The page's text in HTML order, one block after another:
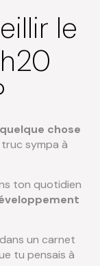
le
chose
sympa à
ton quotidien
dans un carnet
tu pensais à